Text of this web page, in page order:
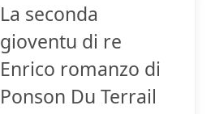
La seconda
gioventu di re
Enrico romanzo di
Ponson Du Terrail